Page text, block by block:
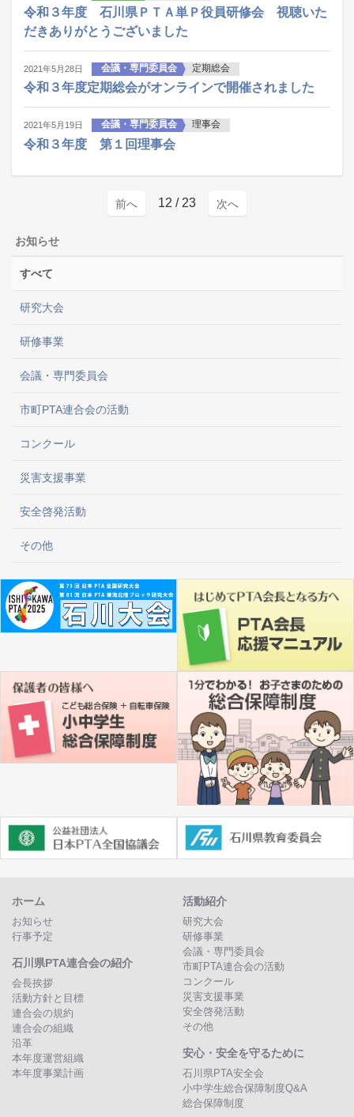
令和３年度 石川県ＰＴＡ単Ｐ役員研修会 視聴いた
だきありがとうございました
2021年5月28日 会議・専門委員会 定期総会
令和３年度定期総会がオンラインで開催されました
2021年5月19日 会議・専門委員会 理事会
令和３年度 第１回理事会
前へ 12 / 23 次へ
お知らせ
すべて
研究大会
研修事業
会議・専門委員会
市町PTA連合会の活動
コンクール
災害支援事業
安全啓発活動
その他
ホーム
お知らせ
行事予定
石川県PTA連合会の紹介
会長挨拶
活動方針と目標
連合会の規約
連合会の組織
沿革
本年度運営組織
本年度事業計画
活動紹介
研究大会
研修事業
会議・専門委員会
市町PTA連合会の活動
コンクール
災害支援事業
安全啓発活動
その他
安心・安全を守るために
石川県PTA安全会
小中学生総合保障制度Q&A
総合保障制度